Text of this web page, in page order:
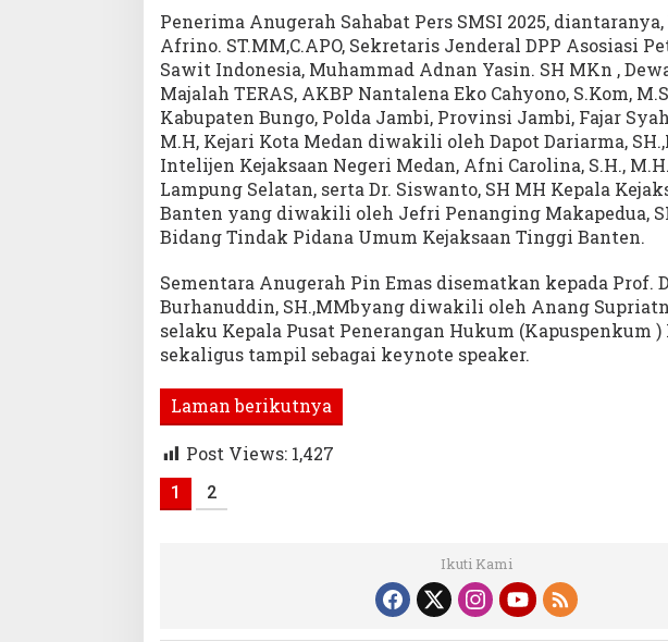
Penerima Anugerah Sahabat Pers SMSI 2025, diantaranya,
Afrino. ST.MM,C.APO, Sekretaris Jenderal DPP Asosiasi
Sawit Indonesia, Muhammad Adnan Yasin. SH MKn ,
Majalah TERAS, AKBP Nantalena Eko Cahyono, S.Kom,
Kabupaten Bungo, Polda Jambi, Provinsi Jambi, Fajar
M.H, Kejari Kota Medan diwakili oleh Dapot Dariarma,
Intelijen Kejaksaan Negeri Medan, Afni Carolina, S.H.,
Lampung Selatan, serta Dr. Siswanto, SH MH Kepala
Banten yang diwakili oleh Jefri Penanging Makapedua,
Bidang Tindak Pidana Umum Kejaksaan Tinggi Banten.
Sementara Anugerah Pin Emas disematkan kepada Prof.
Burhanuddin, SH.,MMbyang diwakili oleh Anang
selaku Kepala Pusat Penerangan Hukum (Kapuspenkum )
sekaligus tampil sebagai keynote speaker.
Laman berikutnya
Post Views: 1,427
1 2
Ikuti Kami